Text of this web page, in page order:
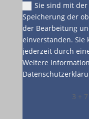
Sie sind mit
Speicherung der
der Bearbeitung
einverstanden. Sie
jederzeit durch
Weitere
3 + 7